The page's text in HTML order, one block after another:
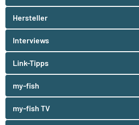
Hersteller
Interviews
Link-Tipps
my-fish
my-fish TV